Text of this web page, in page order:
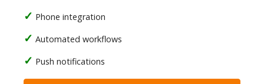
Phone integration
Automated workflows
Push notifications